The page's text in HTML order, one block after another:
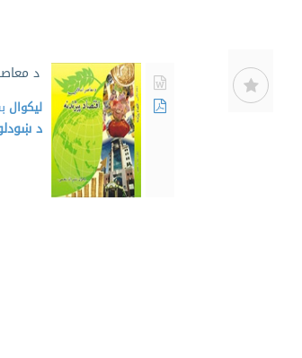
د
لیکوال
د